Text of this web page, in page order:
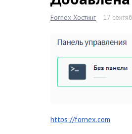
Fornex Хостинг 17
https://fornex.com